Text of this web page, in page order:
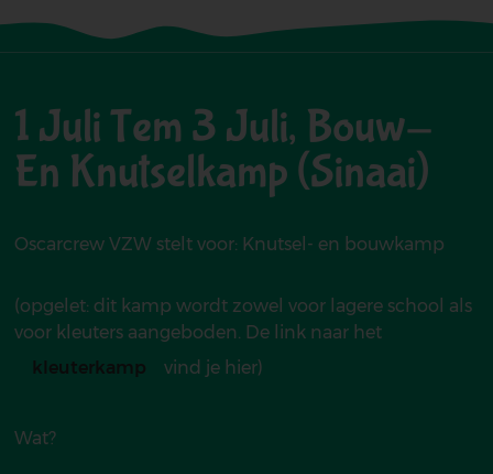
SCHOOL
En
Knutselkamp
(Sinaai)
1 Juli Tem 3 Juli, Bouw-
En Knutselkamp (Sinaai)
Oscarcrew VZW stelt voor: Knutsel- en bouwkamp
(opgelet: dit kamp wordt zowel voor lagere school als
voor kleuters aangeboden. De link naar het
kleuterkamp
vind je hier)
Wat?